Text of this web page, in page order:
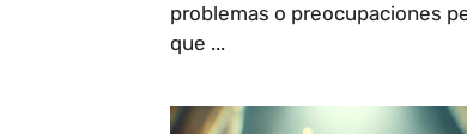
problemas o preocupaciones
que ...